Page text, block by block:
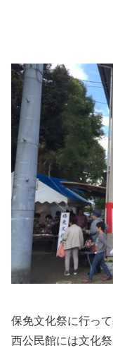
保免文化祭に行って
西公民館には文化